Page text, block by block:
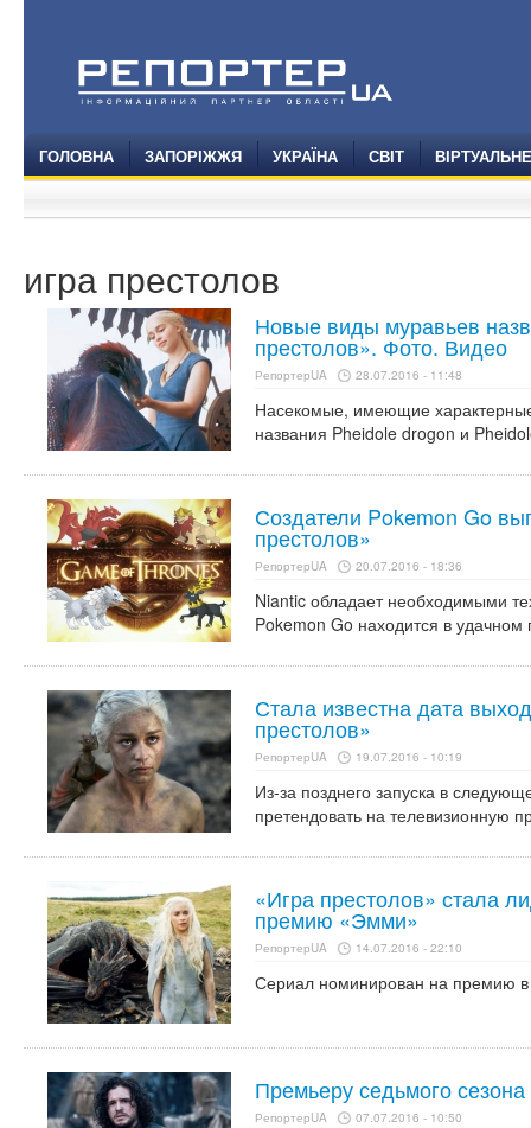
ГОЛОВНА ЗАПОРІЖЖЯ УКРАЇНА СВІТ
игра престолов
Новые виды муравьев
престолов». Фото. Видео
РепортерUA 28.07.2016 - 11:48
Насекомые, имеющие
названия Pheidole drogon и
Создатели Pokemon Go
престолов»
РепортерUA 20.07.2016 - 18:36
Niantic обладает необходимыми
Pokemon Go находится в
Стала известна дата
престолов»
РепортерUA 19.07.2016 - 10:19
Из-за позднего запуска в
претендовать на телевизионную
«Игра престолов» стала
премию «Эмми»
РепортерUA 14.07.2016 - 22:10
Сериал номинирован на премию в
Премьеру седьмого
РепортерUA 07.07.2016 - 10:50